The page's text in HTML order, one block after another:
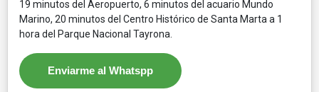
19 minutos del Aeropuerto, 6 minutos del acuario Mundo
Marino, 20 minutos del Centro Histórico de Santa Marta a 1
hora del Parque Nacional Tayrona.
Enviarme al Whatspp